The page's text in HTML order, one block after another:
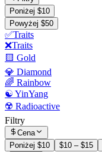
Poniżej $10
Powyżej $50
✅Traits
❌Traits
🟨 Gold
💎 Diamond
🌈 Rainbow
☯️ YinYang
☢️ Radioactive
Filtry
Cena
Poniżej $10
$10 – $15